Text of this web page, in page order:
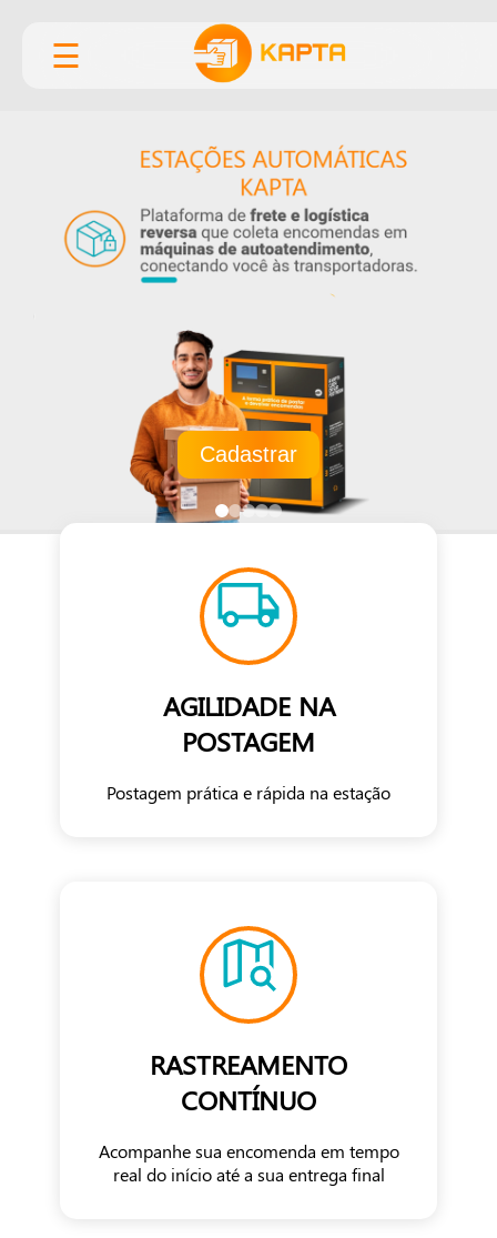
☰
Cadastrar
AGILIDADE NA
POSTAGEM
Postagem prática e rápida na estação
RASTREAMENTO
CONTÍNUO
Acompanhe sua encomenda em tempo
real do início até a sua entrega final